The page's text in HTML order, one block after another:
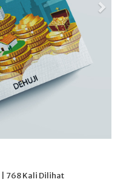
| 768 Kali Dilihat